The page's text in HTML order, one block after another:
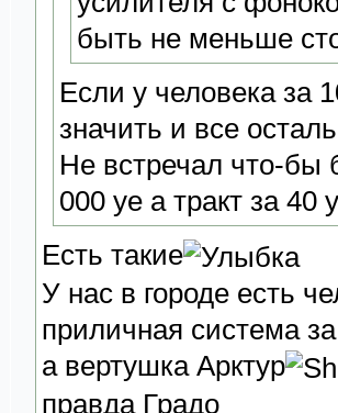
быть не меньше
Если у человека за
значить и все
Не встречал что-бы
000 уе а тракт за 40
Есть такие
У нас в городе есть
приличная система
а вертушка Арктур
правда Градо